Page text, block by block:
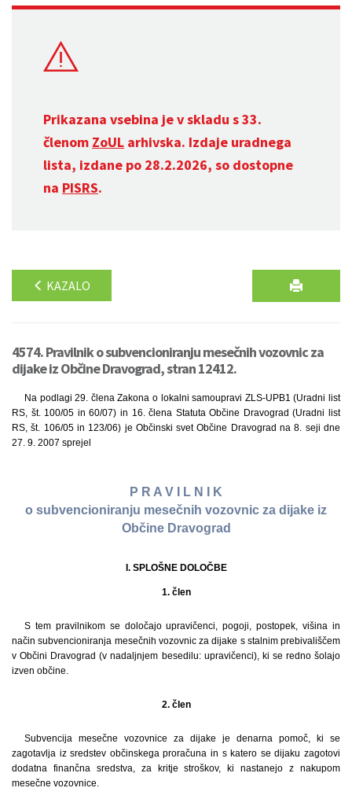
Prikazana vsebina je v skladu s 33.
členom ZoUL arhivska. Izdaje uradnega
lista, izdane po 28.2.2026, so dostopne
na PISRS.
KAZALO
4574. Pravilnik o subvencioniranju mesečnih vozovnic za
dijake iz Občine Dravograd, stran 12412.
Na podlagi 29. člena Zakona o lokalni samoupravi ZLS-UPB1 (Uradni list
RS, št. 100/05 in 60/07) in 16. člena Statuta Občine Dravograd (Uradni list
RS, št. 106/05 in 123/06) je Občinski svet Občine Dravograd na 8. seji dne
27. 9. 2007 sprejel
P R A V I L N I K
o subvencioniranju mesečnih vozovnic za dijake iz
Občine Dravograd
I. SPLOŠNE DOLOČBE
1. člen
S tem pravilnikom se določajo upravičenci, pogoji, postopek, višina in
način subvencioniranja mesečnih vozovnic za dijake s stalnim prebivališčem
v Občini Dravograd (v nadaljnjem besedilu: upravičenci), ki se redno šolajo
izven občine.
2. člen
Subvencija mesečne vozovnice za dijake je denarna pomoč, ki se
zagotavlja iz sredstev občinskega proračuna in s katero se dijaku zagotovi
dodatna finančna sredstva, za kritje stroškov, ki nastanejo z nakupom
mesečne vozovnice.